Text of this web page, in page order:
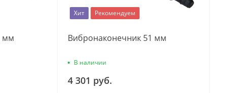
мм
Хит Рекомендуем
Вибронаконечник 51 мм
В наличии
4 301 руб.